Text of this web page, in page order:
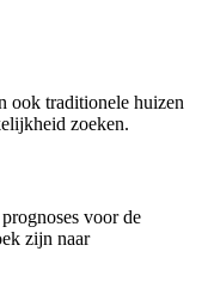
ook traditionele huizen
zoeken.
voor de
zijn naar